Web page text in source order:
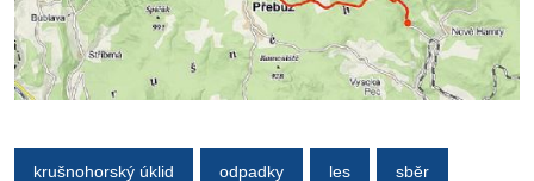
krušnohorský úklid odpadky les sběr